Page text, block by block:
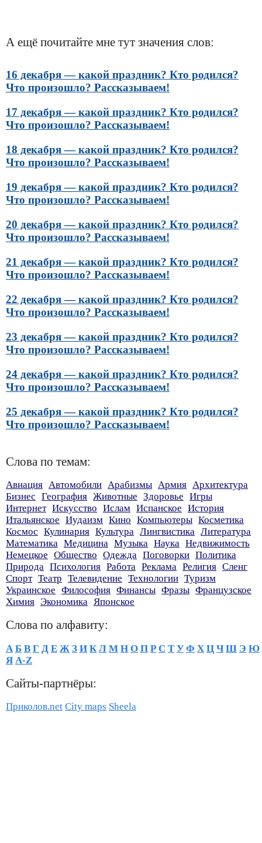
А ещё почитайте мне тут значения слов:
16 декабря — какой праздник? Кто родился?
Что произошло? Рассказываем!
17 декабря — какой праздник? Кто родился?
Что произошло? Рассказываем!
18 декабря — какой праздник? Кто родился?
Что произошло? Рассказываем!
19 декабря — какой праздник? Кто родился?
Что произошло? Рассказываем!
20 декабря — какой праздник? Кто родился?
Что произошло? Рассказываем!
21 декабря — какой праздник? Кто родился?
Что произошло? Рассказываем!
22 декабря — какой праздник? Кто родился?
Что произошло? Рассказываем!
23 декабря — какой праздник? Кто родился?
Что произошло? Рассказываем!
24 декабря — какой праздник? Кто родился?
Что произошло? Рассказываем!
25 декабря — какой праздник? Кто родился?
Что произошло? Рассказываем!
Слова по темам:
Авиация Автомобили Арабизмы Армия Архитектура
Бизнес География Животные Здоровье Игры
Интернет Искусство Ислам Испанское История
Итальянское Иудаизм Кино Компьютеры Косметика
Космос Кулинария Культура Лингвистика Литература
Математика Медицина Музыка Наука Недвижимость
Немецкое Общество Одежда Поговорки Политика
Природа Психология Работа Реклама Религия Сленг
Спорт Театр Телевидение Технологии Туризм
Украинское Философия Финансы Фразы Французское
Химия Экономика Японское
Слова по алфавиту:
А Б В Г Д Е Ж З И К Л М Н О П Р С Т У Ф Х Ц Ч Ш Э Ю
Я A-Z
Сайты-партнёры:
Приколов.net City maps Sheela